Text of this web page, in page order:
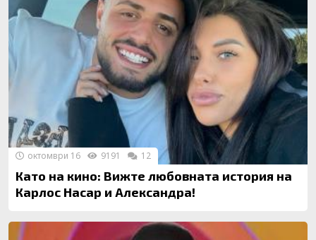
Като на кино: Вижте любовната история на
Карлос Насар и Александра!
октомври 16 9191 12